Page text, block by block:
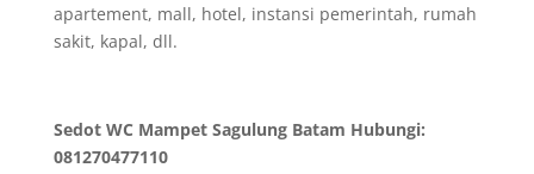
apartement, mall, hotel, instansi pemerintah, rumah
sakit, kapal, dll.
Sedot WC Mampet Sagulung Batam Hubungi:
081270477110